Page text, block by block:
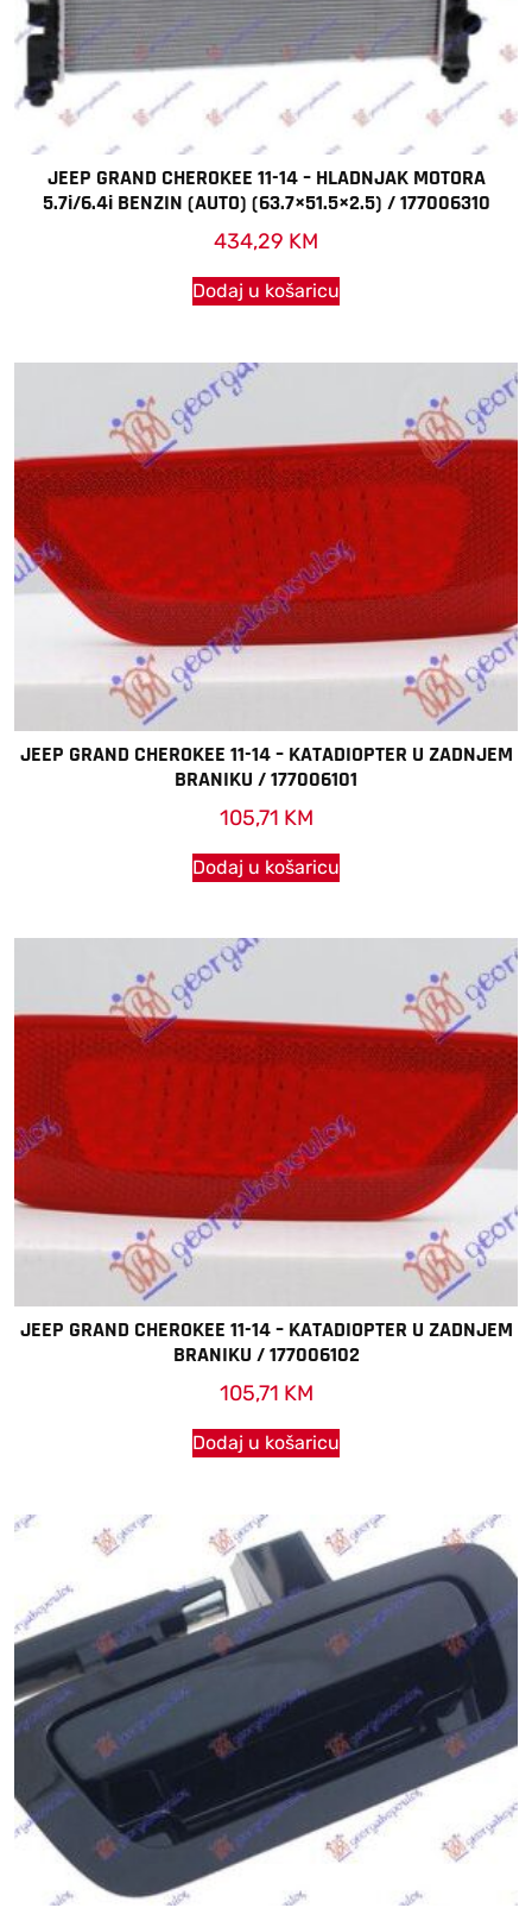
JEEP GRAND CHEROKEE 11-14 – HLADNJAK MOTORA
5.7i/6.4i BENZIN (AUTO) (63.7×51.5×2.5) / 177006310
434,29 KM
Dodaj u košaricu
JEEP GRAND CHEROKEE 11-14 – KATADIOPTER U ZADNJEM
BRANIKU / 177006101
105,71 KM
Dodaj u košaricu
JEEP GRAND CHEROKEE 11-14 – KATADIOPTER U ZADNJEM
BRANIKU / 177006102
105,71 KM
Dodaj u košaricu